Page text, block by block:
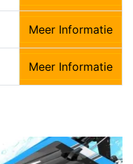
Meer Informatie
Meer Informatie